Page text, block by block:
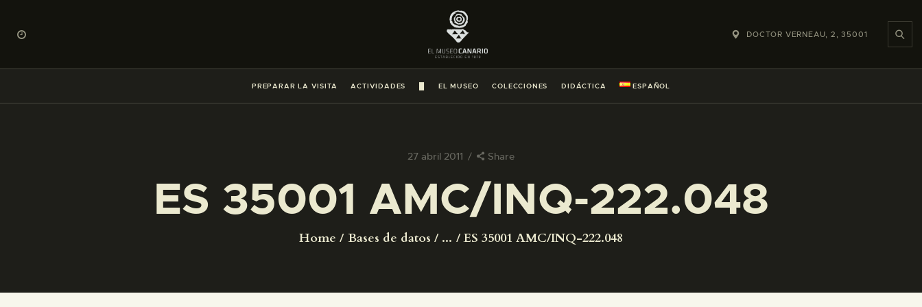
DOCTOR VERNEAU, 2, 35001
PREPARAR LA VISITA ACTIVIDADES EL MUSEO COLECCIONES DIDÁCTICA ESPAÑOL
27 abril 2011 Share
ES 35001 AMC/INQ-222.048
Home Bases de datos ... ES 35001 AMC/INQ-222.048
PREPARAR LA VISITA
ACTIVIDADES
█
COLECCIONES
DIDÁCTICA